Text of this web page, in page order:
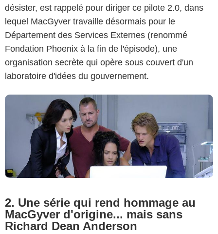
désister, est rappelé pour diriger ce pilote 2.0, dans
lequel MacGyver travaille désormais pour le
Département des Services Externes (renommé
Fondation Phoenix à la fin de l'épisode), une
organisation secrète qui opère sous couvert d'un
laboratoire d'idées du gouvernement.
2. Une série qui rend hommage au
MacGyver d'origine... mais sans
Richard Dean Anderson